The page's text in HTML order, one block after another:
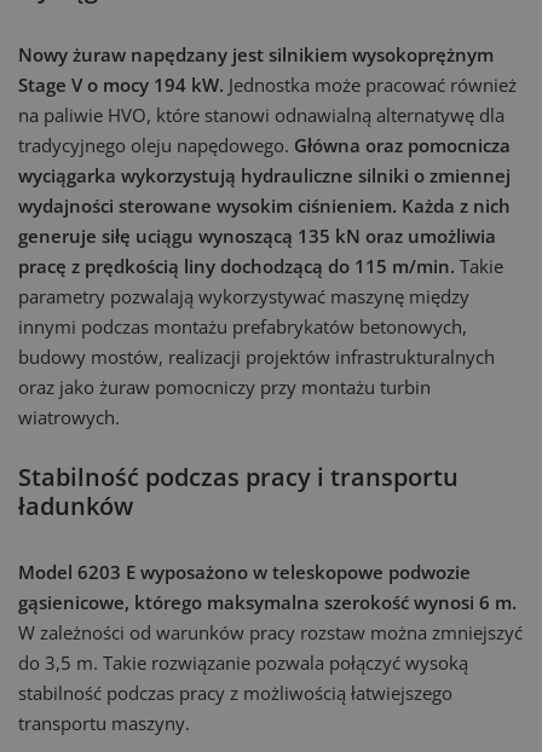
Nowy żuraw napędzany jest silnikiem wysokoprężnym
Stage V o mocy 194 kW. Jednostka może pracować również
na paliwie HVO, które stanowi odnawialną alternatywę dla
tradycyjnego oleju napędowego. Główna oraz pomocnicza
wyciągarka wykorzystują hydrauliczne silniki o zmiennej
wydajności sterowane wysokim ciśnieniem. Każda z nich
generuje siłę uciągu wynoszącą 135 kN oraz umożliwia
pracę z prędkością liny dochodzącą do 115 m/min. Takie
parametry pozwalają wykorzystywać maszynę między
innymi podczas montażu prefabrykatów betonowych,
budowy mostów, realizacji projektów infrastrukturalnych
oraz jako żuraw pomocniczy przy montażu turbin
wiatrowych.
Stabilność podczas pracy i transportu
ładunków
Model 6203 E wyposażono w teleskopowe podwozie
gąsienicowe, którego maksymalna szerokość wynosi 6 m.
W zależności od warunków pracy rozstaw można zmniejszyć
do 3,5 m. Takie rozwiązanie pozwala połączyć wysoką
stabilność podczas pracy z możliwością łatwiejszego
transportu maszyny.